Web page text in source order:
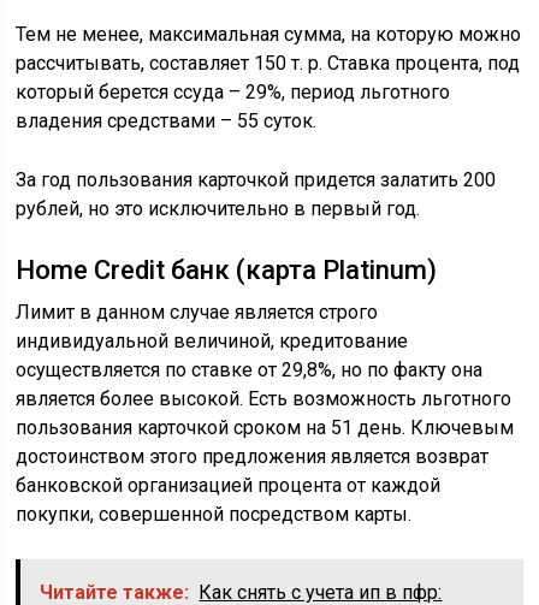
Тем не менее, максимальная сумма, на которую можно
рассчитывать, составляет 150 т. р. Ставка процента, под
который берется ссуда – 29%, период льготного
владения средствами – 55 суток.
За год пользования карточкой придется залатить 200
рублей, но это исключительно в первый год.
Home Credit банк (карта Platinum)
Лимит в данном случае является строго
индивидуальной величиной, кредитование
осуществляется по ставке от 29,8%, но по факту она
является более высокой. Есть возможность льготного
пользования карточкой сроком на 51 день. Ключевым
достоинством этого предложения является возврат
банковской организацией процента от каждой
покупки, совершенной посредством карты.
Читайте также: Как снять с учета ип в пфр: